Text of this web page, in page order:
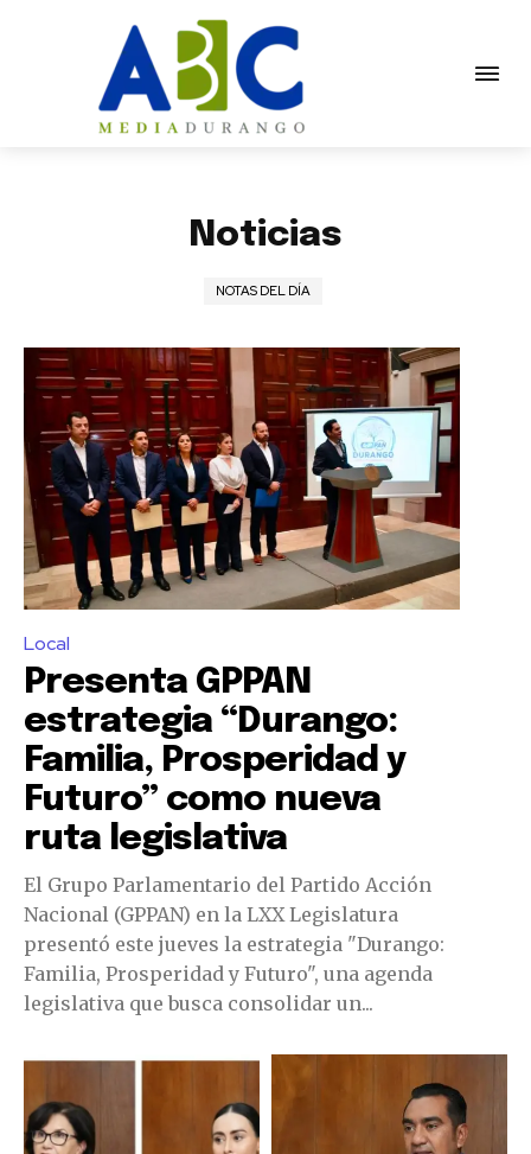
Noticias
NOTAS DEL DÍA
Local
Presenta GPPAN
estrategia “Durango:
Familia, Prosperidad y
Futuro” como nueva
ruta legislativa
El Grupo Parlamentario del Partido Acción
Nacional (GPPAN) en la LXX Legislatura
presentó este jueves la estrategia "Durango:
Familia, Prosperidad y Futuro", una agenda
legislativa que busca consolidar un...